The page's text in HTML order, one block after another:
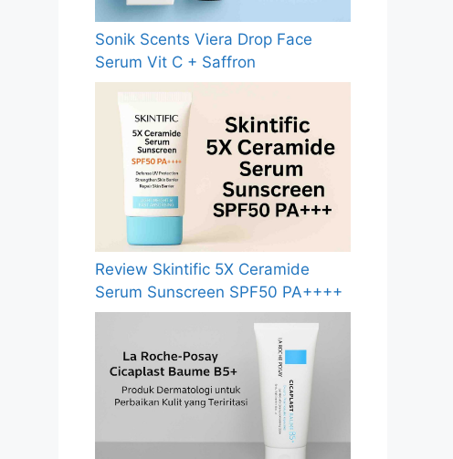
Sonik Scents Viera Drop Face
Serum Vit C + Saffron
Review Skintific 5X Ceramide
Serum Sunscreen SPF50 PA++++